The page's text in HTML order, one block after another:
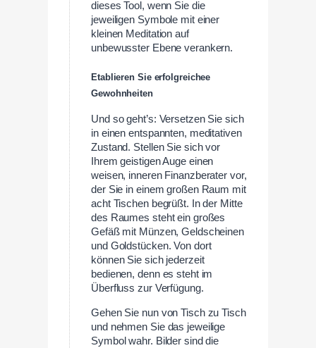
dieses Tool, wenn Sie die
jeweiligen Symbole mit einer
kleinen Meditation auf
unbewusster Ebene verankern.
Etablieren Sie erfolgreichee
Gewohnheiten
Und so geht’s: Versetzen Sie sich
in einen entspannten, meditativen
Zustand. Stellen Sie sich vor
Ihrem geistigen Auge einen
weisen, inneren Finanzberater vor,
der Sie in einem großen Raum mit
acht Tischen begrüßt. In der Mitte
des Raumes steht ein großes
Gefäß mit Münzen, Geldscheinen
und Goldstücken. Von dort
können Sie sich jederzeit
bedienen, denn es steht im
Überfluss zur Verfügung.
Gehen Sie nun von Tisch zu Tisch
und nehmen Sie das jeweilige
Symbol wahr. Bilder sind die